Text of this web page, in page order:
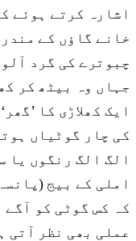
اشارہ کرتے ہوئے
خانے گاؤں کے
چبوترے کی گرد
جہاں وہ بیٹھ کر
ایک کھلاڑی کا
کی چار گوٹیاں
الگ الگ رنگوں یا
املی کے بیج
کہ کس گوٹی کو
عملی بھی نظر آتی